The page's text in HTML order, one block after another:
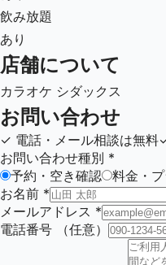
飲み放題
あり
店舗について
カラオケ シダックス
お問い合わせ
✓ 電話・メール相談は無料
お問い合わせ種別 *
予約・空き確認
料金・
お名前 *
メールアドレス *
電話番号
（任意）